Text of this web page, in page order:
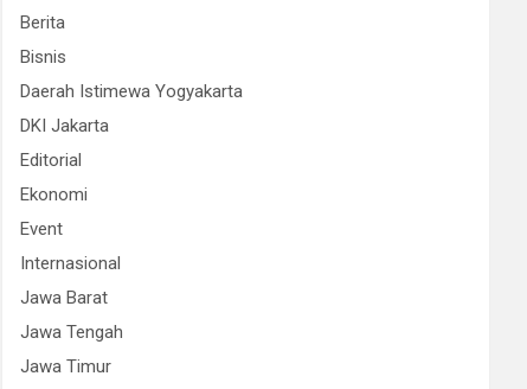
Berita
Bisnis
Daerah Istimewa Yogyakarta
DKI Jakarta
Editorial
Ekonomi
Event
Internasional
Jawa Barat
Jawa Tengah
Jawa Timur